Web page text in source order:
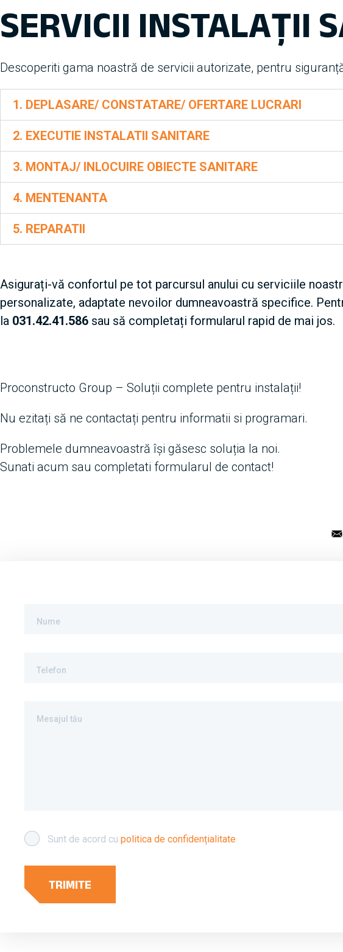
SERVICII INSTALAȚII
Descoperiti gama noastră de servicii autorizate, pentru
1. DEPLASARE/ CONSTATARE/ OFERTARE LUCRARI
2. EXECUTIE INSTALATII SANITARE
3. MONTAJ/ INLOCUIRE OBIECTE SANITARE
4. MENTENANTA
5. REPARATII
Asigurați-vă confortul pe tot parcursul anului cu serviciile
personalizate, adaptate nevoilor dumneavoastră specifice.
la 031.42.41.586 sau să completați formularul rapid de mai jos.
Proconstructo Group – Soluții complete pentru instalații!
Nu ezitați să ne contactați pentru informatii si programari.
Problemele dumneavoastră își găsesc soluția la noi.
Sunati acum sau completati formularul de contact!
Nume
Telefon
Mesajul tău
Sunt de acord cu politica de confidențialitate.